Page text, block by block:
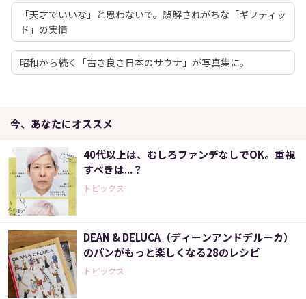
「天才でいいな」と思わないで。誤解されがちな「ギフティッ
ド」の実情
昭和から続く「古き良き日本のサウナ」が写真集に。
今、あなたにオススメ
40代以上は、むしろファンデなしでOK。重視
すべきは...？
トピックス
DEAN & DELUCA（ディーンアンドデルーカ）
のパンがもっと楽しくなる28のレシピ
トピックス